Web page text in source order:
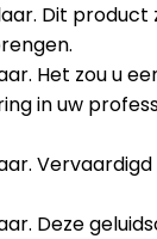
Dit product
Het zou u
in uw
Deze